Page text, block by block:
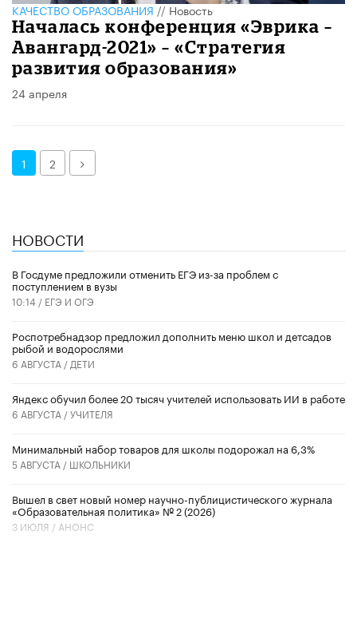
КАЧЕСТВО ОБРАЗОВАНИЯ//Новость
Началась конференция «Эврика –
Авангард-2021» – «Стратегия
развития образования»
24 апреля
1 2 Далее
НОВОСТИ
В Госдуме предложили отменить ЕГЭ из-за проблем с
поступлением в вузы
10:14 / ЕГЭ И ОГЭ
Роспотребнадзор предложил дополнить меню школ и детсадов
рыбой и водорослями
6 АВГУСТА / ДЕТИ
​Яндекс обучил более 20 тысяч учителей использовать ИИ в работе
6 АВГУСТА /УЧИТЕЛЯ
Минимальный набор товаров для школы подорожал на 6,3%
5 АВГУСТА / ШКОЛЬНИКИ
Вышел в свет новый номер научно-публицистического журнала
«Образовательная политика» № 2 (2026)
3 ИЮЛЯ / АНОНС